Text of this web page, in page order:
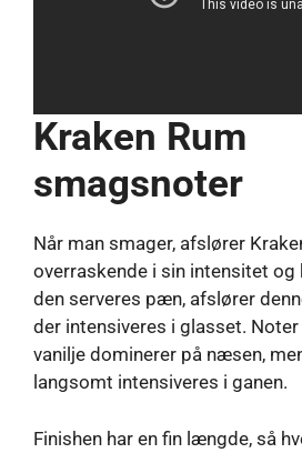
Kraken Rum
smagsnoter
Når man smager, afslører
overraskende i sin intensitet
den serveres pæn, afslører
der intensiveres i glasset.
vanilje dominerer på næsen,
langsomt intensiveres i ganen.
Finishen har en fin længde, så